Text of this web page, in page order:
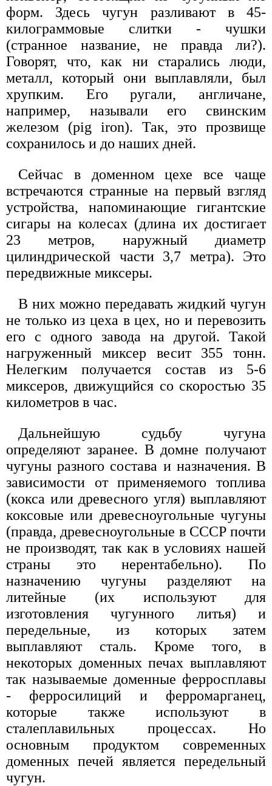
форм. Здесь чугун разливают в 45-
килограммовые слитки - чушки
(странное название, не правда ли?).
Говорят, что, как ни старались люди,
металл, который они выплавляли, был
хрупким. Его ругали, англичане,
например, называли его свинским
железом (pig iron). Так, это прозвище
сохранилось и до наших дней.
Сейчас в доменном цехе все чаще
встречаются странные на первый взгляд
устройства, напоминающие гигантские
сигары на колесах (длина их достигает
23 метров, наружный диаметр
цилиндрической части 3,7 метра). Это
передвижные миксеры.
В них можно передавать жидкий чугун
не только из цеха в цех, но и перевозить
его с одного завода на другой. Такой
нагруженный миксер весит 355 тонн.
Нелегким получается состав из 5-6
миксеров, движущийся со скоростью 35
километров в час.
Дальнейшую судьбу чугуна
определяют заранее. В домне получают
чугуны разного состава и назначения. В
зависимости от применяемого топлива
(кокса или древесного угля) выплавляют
коксовые или древесноугольные чугуны
(правда, древесноугольные в СССР почти
не производят, так как в условиях нашей
страны это нерентабельно). По
назначению чугуны разделяют на
литейные (их используют для
изготовления чугунного литья) и
передельные, из которых затем
выплавляют сталь. Кроме того, в
некоторых доменных печах выплавляют
так называемые доменные ферросплавы
- ферросилиций и ферромарганец,
которые также используют в
сталеплавильных процессах. Но
основным продуктом современных
доменных печей является передельный
чугун.